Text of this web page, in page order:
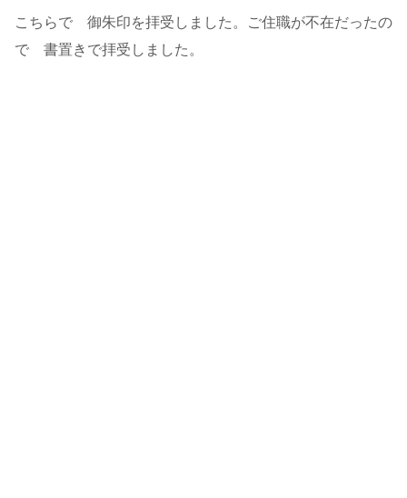
こちらで 御朱印を拝受しました。ご住職が不在だったの
で 書置きで拝受しました。